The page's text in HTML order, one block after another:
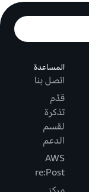
المساعدة
اتصل بنا
قدّم
تذكرة
لقسم
الدعم
AWS
re:Post